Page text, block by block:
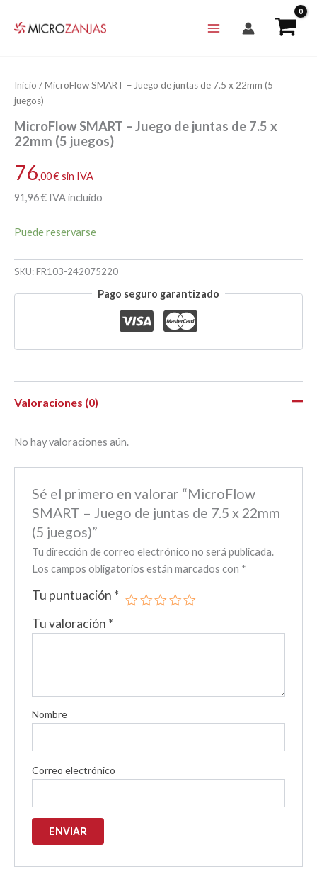
Inicio / MicroFlow SMART – Juego de juntas de 7.5 x 22mm (5
juegos)
MicroFlow SMART – Juego de juntas de 7.5 x
22mm (5 juegos)
76,00€sin IVA
91,96€ IVA incluido
Puede reservarse
SKU:FR103-242075220
Pago seguro garantizado
Valoraciones (0)
No hay valoraciones aún.
Sé el primero en valorar “MicroFlow
SMART – Juego de juntas de 7.5 x 22mm
(5 juegos)”
Tu dirección de correo electrónico no será publicada.
Los campos obligatorios están marcados con *
Tu puntuación *
Tu valoración *
Nombre
Correo electrónico